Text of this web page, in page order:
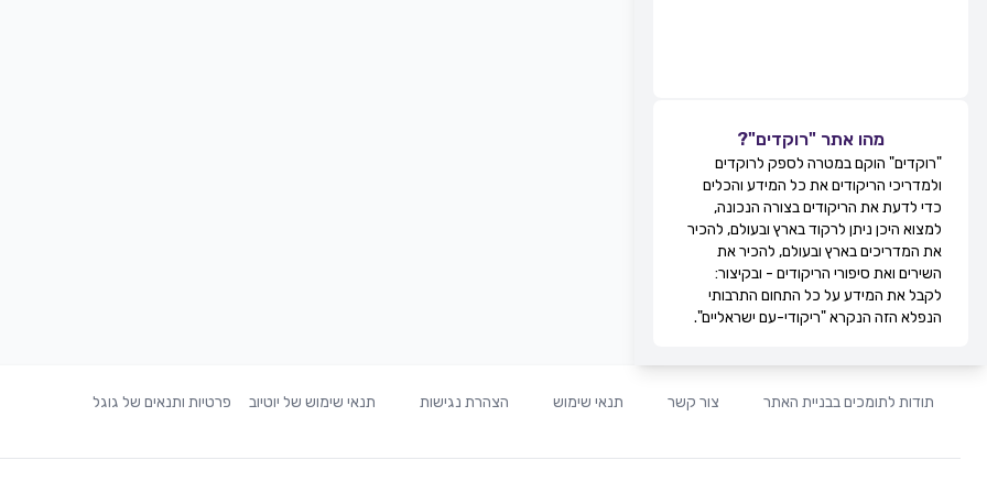
מהו אתר "רוקדים"?
"רוקדים" הוקם במטרה לספק לרוקדים
ולמדריכי הריקודים את כל המידע והכלים
כדי לדעת את הריקודים בצורה הנכונה,
למצוא היכן ניתן לרקוד בארץ ובעולם, להכיר
את המדריכים בארץ ובעולם, להכיר את
השירים ואת סיפורי הריקודים - ובקיצור:
לקבל את המידע על כל התחום התרבותי
הנפלא הזה הנקרא "ריקודי-עם ישראליים".
תודות לתומכים בבניית האתר צור קשר תנאי שימוש הצהרת נגישות תנאי שימוש של יוטיוב פרטיות ותנאים של גוגל